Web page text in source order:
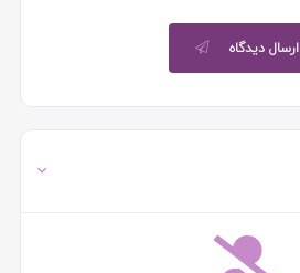
ارسال دیدگاه